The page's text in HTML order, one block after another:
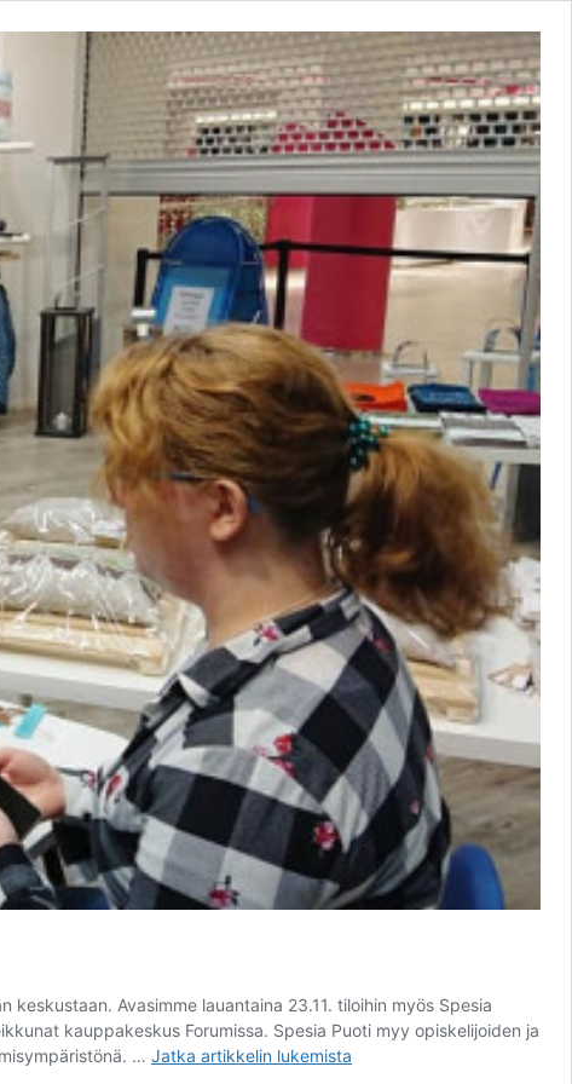
Avasimme lauantaina 23.11. tiloihin myös Spesia
kauppakeskus Forumissa. Spesia Puoti myy opiskelijoiden ja
… Jatka artikkelin Jyväskylän
lukemista